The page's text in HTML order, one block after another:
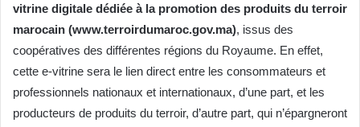
vitrine digitale dédiée à la promotion des produits du terroir
marocain (www.terroirdumaroc.gov.ma), issus des
coopératives des différentes régions du Royaume. En effet,
cette e-vitrine sera le lien direct entre les consommateurs et
professionnels nationaux et internationaux, d’une part, et les
producteurs de produits du terroir, d’autre part, qui n’épargneront